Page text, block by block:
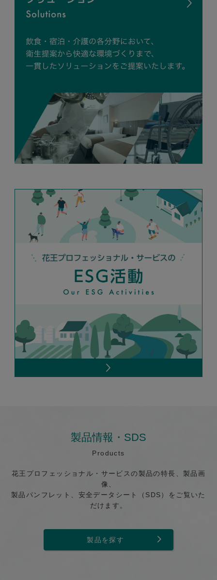
製品情報・SDS
Products
花王プロフェッショナル・サービスの製品の特長、製品画
像、
製品パンフレット、安全データシート（SDS）をご覧いた
だけます。
製品を探す